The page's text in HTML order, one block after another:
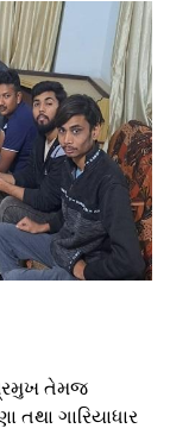
તેમજ
તથા ગારિયાધાર